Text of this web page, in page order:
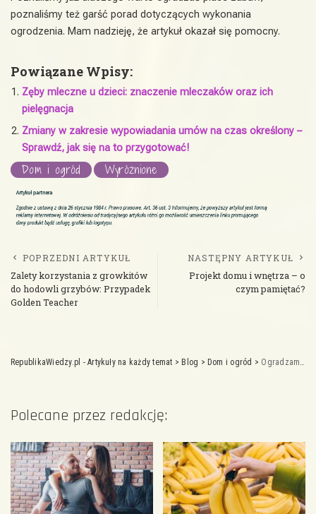
poznaliśmy też garść porad dotyczących wykonania
ogrodzenia. Mam nadzieję, że artykuł okazał się pomocny.
Powiązane Wpisy:
Zęby mleczne u dzieci: znaczenie mleczaków oraz ich
pielęgnacja
Zmiany w zakresie wypowiadania umów na czas określony –
Sprawdź, jak się na to przygotować!
Dom i ogród Wyróżnione
POPRZEDNI ARTYKUŁ
Zalety korzystania z growkitów
do hodowli grzybów: Przypadek
Golden Teacher
NASTĘPNY ARTYKUŁ
Projekt domu i wnętrza – o
czym pamiętać?
RepublikaWiedzy.pl - Artykuły na każdy temat > Blog > Dom i ogród > Ogradzamy plac zabaw
Polecane przez redakcję: